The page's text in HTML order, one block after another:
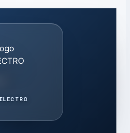
ELECTRO